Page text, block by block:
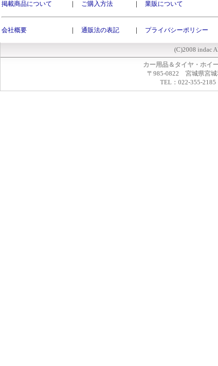
掲載商品について ｜ ご購入方法 ｜ 業販について
会社概要 ｜ 通販法の表記 ｜ プライバシーポリシー
(C)2008 indac
カー用品＆タイヤ・ホイ
〒985-0822 宮城県宮城
TEL：022-355-